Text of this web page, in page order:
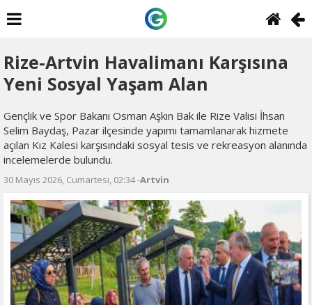
Rize-Artvin Havalimanı Karşısına
Yeni Sosyal Yaşam Alan
Gençlik ve Spor Bakanı Osman Aşkın Bak ile Rize Valisi İhsan
Selim Baydaş, Pazar ilçesinde yapımı tamamlanarak hizmete
açılan Kız Kalesi karşısındaki sosyal tesis ve rekreasyon alanında
incelemelerde bulundu.
30 Mayıs 2026, Cumartesi, 02:34 -Artvin